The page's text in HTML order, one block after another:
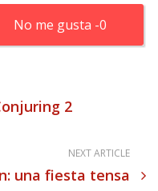
0
2
NEXT ARTICLE
una fiesta tensa